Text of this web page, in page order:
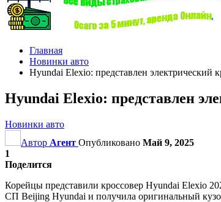
Главная
Новинки авто
Hyundai Elexio: представлен электрический
Hyundai Elexio: представлен
Новинки авто
Автор Агент Опубликовано Май 9, 2025
1
Поделится
Корейцы представили кроссовер Hyundai Elexio
СП Beijing Hyundai и получила оригинальный